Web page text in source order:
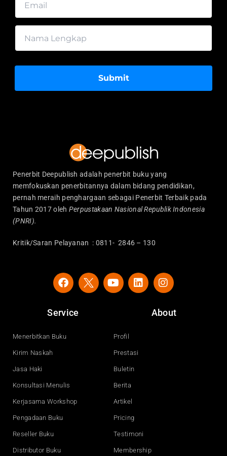
Submit
Penerbit Deepublish adalah penerbit buku yang
memfokuskan penerbitannya dalam bidang pendidikan,
pernah meraih penghargaan sebagai Penerbit Terbaik pada
Tahun 2017 oleh Perpustakaan Nasional Republik Indonesia
(PNRI).
Kritik/Saran Pelayanan : 0811- 2846 – 130
F
a
e
b
o
Y
o
e
L
i
n
I
n
t
a
Service
Menerbitkan Buku
Kirim Naskah
Jasa Haki
Konsultasi Menulis
Kerjasama Workshop
Pengadaan Buku
Reseller Buku
Distributor Buku
About
Profil
Prestasi
Buletin
Berita
Artikel
Pricing
Testimoni
Membership